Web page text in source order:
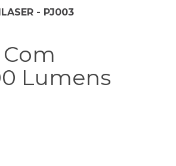
- PJ003
Lumens